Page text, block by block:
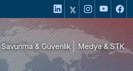
Savunma & Güvenlik Medya & STK